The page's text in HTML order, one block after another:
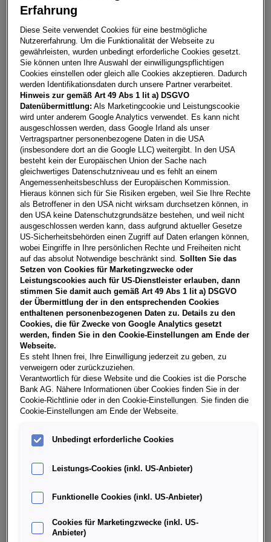
Leon SP Kombi Style Edition 1.5TSI 115PS
4600 Wels
Leasing Kredit
€288,79**
pro Monat
Laufzeit
60 Monate
pro Jahr
15.000 km
Eigenleistung
€5.000
Händler kontaktieren
Online-Abschluss anfragen
**Freibleibendes Musterangebot für Mietleasing inkl. USt,
NoVA, zzgl. gesetzl. Vertragsgebühr EUR 147,36 und
Bearbeitungskosten EUR 0,00. Ihr Verkaufsberater freut
sich darauf, Ihnen ein individuelles Angebot erstellen zu
können.
Teilen PDF herunterladen
Weitere Infos & Daten
Fahrzeugdaten
Ausstattung
Finanzierung über die Porsche Bank
Händlerinformation
Erfahrung
Diese Seite verwendet Cookies für eine bestmögliche
Nutzererfahrung. Um die Funktionalität der Webseite zu
gewährleisten, wurden unbedingt erforderliche Cookies gesetzt.
Sie können unten Ihre Auswahl der einwilligungspflichtigen
Cookies einstellen oder gleich alle Cookies akzeptieren. Dadurch
werden Identifikationsdaten durch unsere Partner verarbeitet.
Hinweis zur gemäß Art 49 Abs 1 lit a) DSGVO
Datenübermittlung: Als Marketingcookie und Leistungscookie
wird unter anderem Google Analytics verwendet. Es kann nicht
ausgeschlossen werden, dass Google Irland als unser
Vertragspartner personenbezogene Daten in die USA
(insbesondere dort an die Google LLC) weitergibt. In den USA
besteht kein der Europäischen Union der Sache nach
gleichwertiges Datenschutzniveau und es fehlt an einem
Angemessenheitsbeschluss der Europäischen Kommission.
Hieraus können sich für Sie Risiken ergeben, weil Sie Ihre Rechte
als Betroffener in den USA nicht wirksam durchsetzen können, in
den USA keine Datenschutzgrundsätze bestehen, und weil nicht
ausgeschlossen werden kann, dass aufgrund aktueller Gesetze
US-Sicherheitsbehörden einen Zugriff auf Daten erlangen können,
wobei Eingriffe in Ihre persönlichen Rechte und Freiheiten nicht
auf das absolut Notwendige beschränkt sind.Sollten Sie das
Setzen von Cookies für Marketingzwecke oder
Leistungscookies auch für US-Dienstleister erlauben, dann
stimmen Sie damit auch gemäß Art 49 Abs 1 lit a) DSGVO
der Übermittlung der in den entsprechenden Cookies
enthaltenen personenbezogenen Daten zu. Details zu den
Cookies, die für Zwecke von Google Analytics gesetzt
werden, finden Sie in den Cookie-Einstellungen am Ende der
Webseite.
Es steht Ihnen frei, Ihre Einwilligung jederzeit zu geben, zu
verweigern oder zurückzuziehen.
Verantwortlich für diese Website und die Cookies ist die Porsche
Bank AG. Nähere Informationen über Cookies finden Sie in der
Cookie-Richtlinie oder in den Cookie-Einstellungen. Sie finden die
Cookie-Einstellungen am Ende der Webseite.
Unbedingt erforderliche Cookies
Leistungs-Cookies (inkl. US-Anbieter)
Funktionelle Cookies (inkl. US-Anbieter)
Cookies für Marketingzwecke (inkl. US-
Anbieter)